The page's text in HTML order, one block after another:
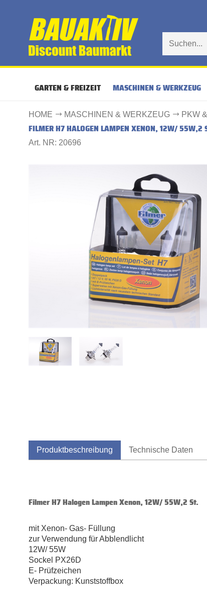
GARTEN & FREIZEIT MASCHINEN & WERKZEUG
HOME MASCHINEN & WERKZEUG PKW
FILMER H7 HALOGEN LAMPEN XENON, 12W/ 55W,2
Art. NR: 20696
Produktbeschreibung Technische Daten
Filmer H7 Halogen Lampen Xenon, 12W/ 55W,2 St.
mit Xenon- Gas- Füllung
zur Verwendung für Abblendlicht
12W/ 55W
Sockel PX26D
E- Prüfzeichen
Verpackung: Kunststoffbox